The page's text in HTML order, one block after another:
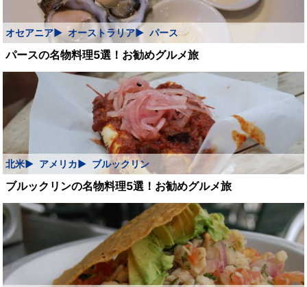
オセアニア オーストラリア パース
パースの名物料理5選！お勧めグルメ旅
北米 アメリカ ブルックリン
ブルックリンの名物料理5選！お勧めグルメ旅